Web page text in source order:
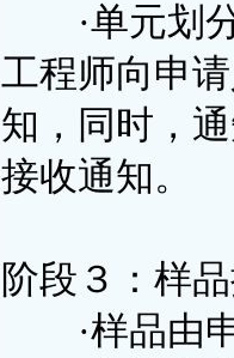
·单元划分
工程师向申
知，同时，
接收通知。
阶段３：样
·样品由申